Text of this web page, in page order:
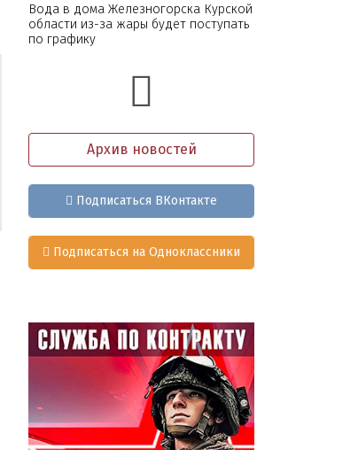
Вода в дома Железногорска Курской
области из-за жары будет поступать
по графику
Архив новостей
Подписаться ВКонтакте
Подписаться на Одноклассники